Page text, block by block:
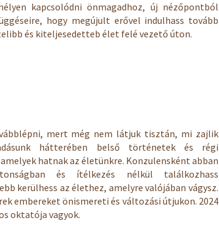
kapcsolódni önmagadhoz, új nézőpontból
hogy megújult erővel indulhass tovább
és kiteljesedetteb élet felé vezető úton.
mert még nem látjuk tisztán, mi zajlik
hátterében belső történetek és régi
hatnak az életünkre. Konzulensként abban
és ítélkezés nélkül találkozhass
kerülhess az élethez, amelyre valójában vágysz.
embereket önismereti és változási útjukon. 2024
oktatója vagyok.